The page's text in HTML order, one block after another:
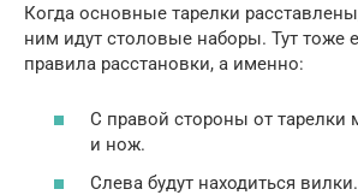
Когда основные тарелки
ним идут столовые наборы. Тут тоже
правила расстановки, а именно:
С правой стороны от
и нож.
Слева будут находиться вилки.